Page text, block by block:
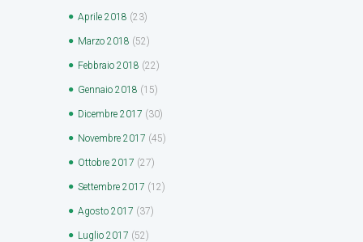
Aprile 2018 (23)
Marzo 2018 (52)
Febbraio 2018 (22)
Gennaio 2018 (15)
Dicembre 2017 (30)
Novembre 2017 (45)
Ottobre 2017 (27)
Settembre 2017 (12)
Agosto 2017 (37)
Luglio 2017 (52)